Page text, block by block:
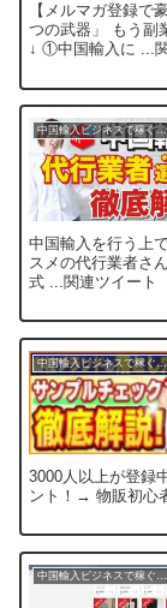
【メルマガ登録で
つの武器」 もう副
↓ ①中国輸入に ...
中国輸入ビジネスで稼ぐ方法
中国輸入を行う上
スメの代行業者さ
式 ...関連ツイート
中国輸入ビジネスで稼ぐ方法
3000人以上が登録
ント！→ 物販初心
中国輸入ビジネスで稼ぐ方法